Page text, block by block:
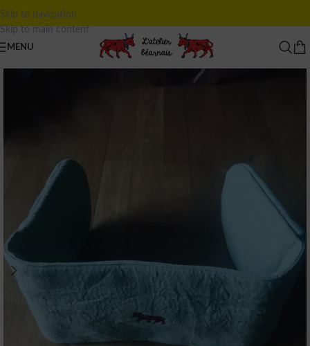
Skip to navigation
Skip to main content
MENU